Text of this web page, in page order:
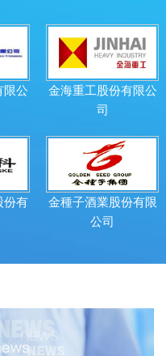
金海重工股份有限公
金種子酒業股份有限